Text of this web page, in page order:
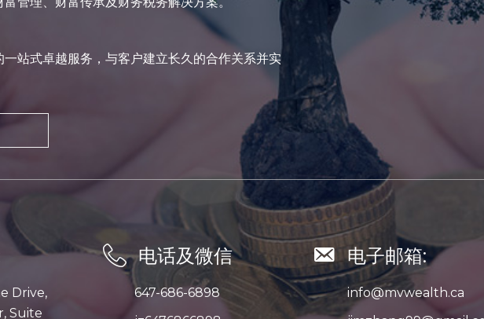
站式卓越服务，与客户建立长久的合作关系并实
Drive,
Suite
电话及微信
647-686-6898
电子邮箱:
info@mvwealth.ca